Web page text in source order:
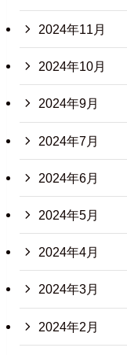
2024年11月
2024年10月
2024年9月
2024年7月
2024年6月
2024年5月
2024年4月
2024年3月
2024年2月